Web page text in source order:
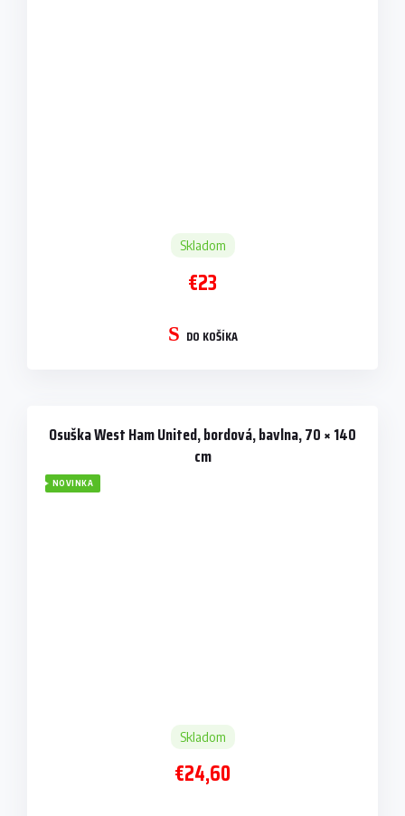
Skladom
€23
DO KOŠÍKA
Osuška West Ham United, bordová, bavlna, 70 × 140
cm
NOVINKA
Skladom
€24,60